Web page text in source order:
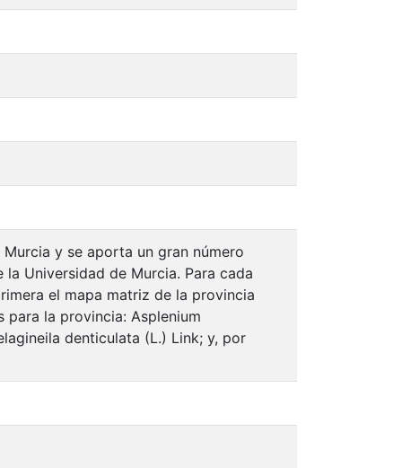
y se aporta un gran número
Universidad de Murcia. Para cada
el mapa matriz de la provincia
para la provincia: Asplenium
denticulata (L.) Link; y, por